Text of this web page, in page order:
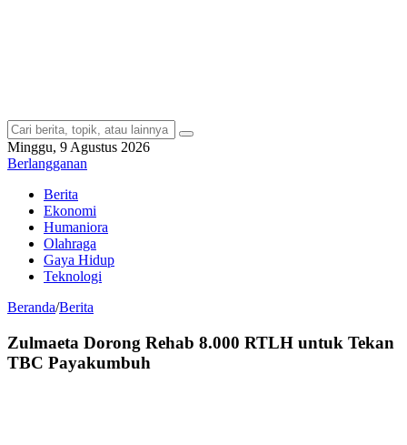
Minggu, 9 Agustus 2026
Berlangganan
Berita
Ekonomi
Humaniora
Olahraga
Gaya Hidup
Teknologi
Beranda/Berita
Zulmaeta Dorong Rehab 8.000 RTLH untuk Tekan
TBC Payakumbuh